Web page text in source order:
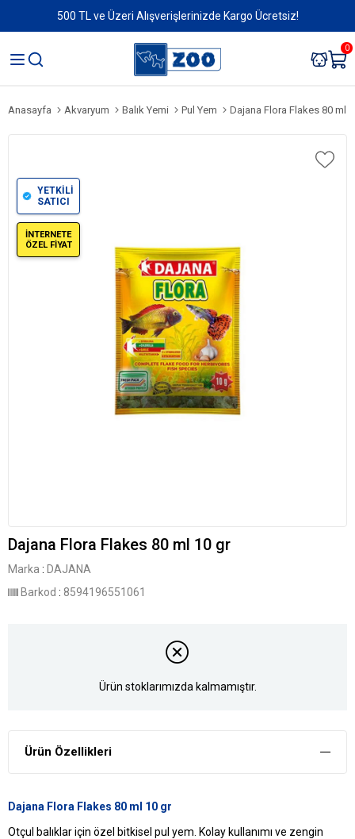
500 TL ve Üzeri Alışverişlerinizde Kargo Ücretsiz!
0
Anasayfa Akvaryum Balık Yemi Pul Yem Dajana Flora Flakes 80 ml
YETKİLİ
SATICI
İNTERNETE
ÖZEL FİYAT
Dajana Flora Flakes 80 ml 10 gr
Marka : DAJANA
Barkod : 8594196551061
Ürün stoklarımızda kalmamıştır.
Ürün Özellikleri
Dajana Flora Flakes 80 ml 10 gr
Otçul balıklar için özel bitkisel pul yem. Kolay kullanımı ve zengin